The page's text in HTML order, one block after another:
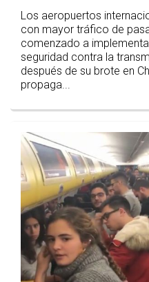
Los aeropuertos
con mayor tráfico de
comenzado a
seguridad contra la
después de su brote en
propaga...